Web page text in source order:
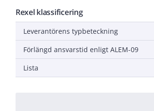
Rexel klassificering
Leverantörens typbeteckning
Förlängd ansvarstid enligt ALEM-09
Lista